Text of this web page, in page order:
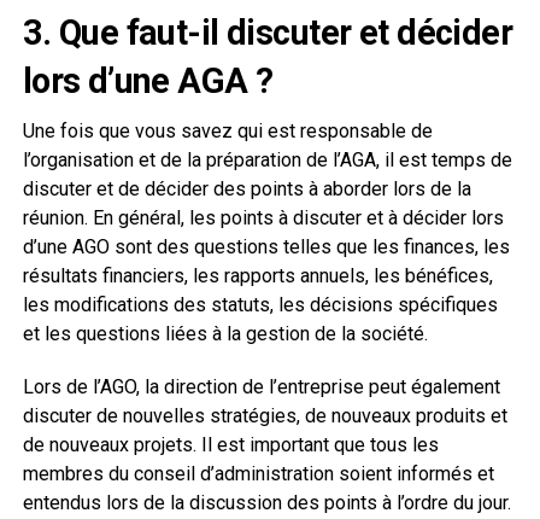
3. Que faut-il discuter et décider
lors d’une AGA ?
Une fois que vous savez qui est responsable de
l’organisation et de la préparation de l’AGA, il est temps de
discuter et de décider des points à aborder lors de la
réunion. En général, les points à discuter et à décider lors
d’une AGO sont des questions telles que les finances, les
résultats financiers, les rapports annuels, les bénéfices,
les modifications des statuts, les décisions spécifiques
et les questions liées à la gestion de la société.
Lors de l’AGO, la direction de l’entreprise peut également
discuter de nouvelles stratégies, de nouveaux produits et
de nouveaux projets. Il est important que tous les
membres du conseil d’administration soient informés et
entendus lors de la discussion des points à l’ordre du jour.